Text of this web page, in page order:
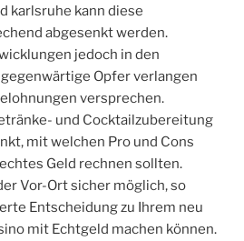
karlsruhe kann diese
abgesenkt werden.
jedoch in den
Opfer verlangen
versprechen.
und Cocktailzubereitung
mit welchen Pro und Cons
Geld rechnen sollten.
Vor-Ort sicher möglich, so
Entscheidung zu Ihrem neu
mit Echtgeld machen können.